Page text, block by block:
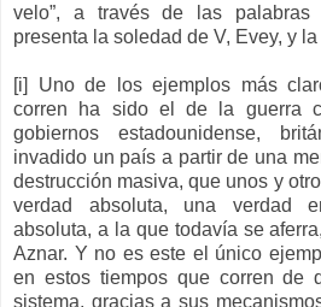
velo”, a través de las palabras
presenta la soledad de V, Evey, y
[i] Uno de los ejemplos más
corren ha sido el de la guerra
gobiernos estadounidense,
invadido un país a partir de una
destrucción masiva, que unos y
verdad absoluta, una verdad
absoluta, a la que todavía se
Aznar. Y no es este el único
en estos tiempos que corren de
sistema, gracias a sus